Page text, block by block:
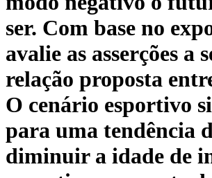
ser. Com base no
avalie as asserções a
relação proposta
O cenário esportivo
para uma tendência
diminuir a idade de